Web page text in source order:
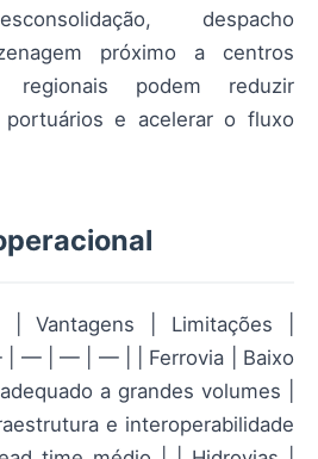
despacho
próximo a centros
regionais podem reduzir
portuários e acelerar o fluxo
| Vantagens | Limitações |
| — | — | — | | Ferrovia | Baixo
a grandes volumes |
e interoperabilidade